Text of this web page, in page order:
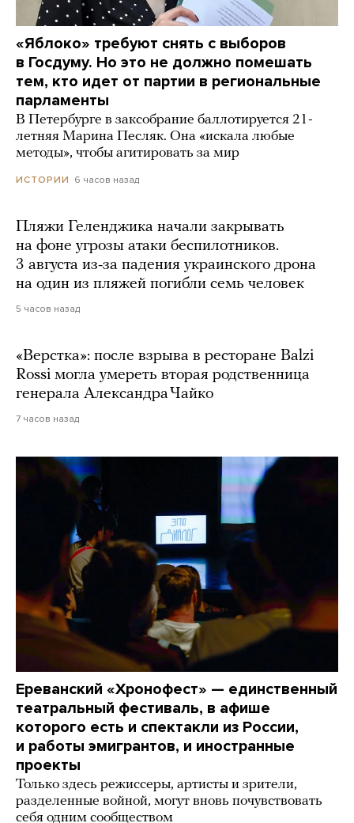
«Яблоко» требуют снять с выборов
в Госдуму. Но это не должно помешать
тем, кто идет от партии в региональные
парламенты
В Петербурге в заксобрание баллотируется 21-
летняя Марина Песляк. Она «искала любые
методы», чтобы агитировать за мир
ИСТОРИИ 6 часов назад
Пляжи Геленджика начали закрывать
на фоне угрозы атаки беспилотников.
3 августа из-за падения украинского дрона
на один из пляжей погибли семь человек
5 часов назад
«Верстка»: после взрыва в ресторане Balzi
Rossi могла умереть вторая родственница
генерала Александра Чайко
7 часов назад
Ереванский «Хронофест» — единственный
театральный фестиваль, в афише
которого есть и спектакли из России,
и работы эмигрантов, и иностранные
проекты
Только здесь режиссеры, артисты и зрители,
разделенные войной, могут вновь почувствовать
себя одним сообществом